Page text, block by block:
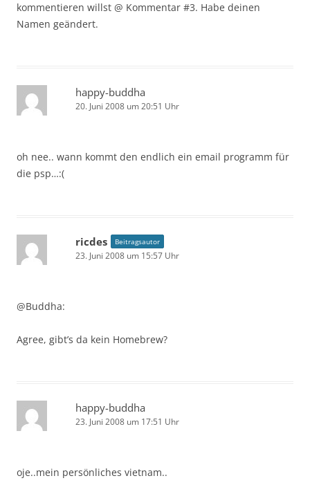
kommentieren willst @ Kommentar #3. Habe deinen
Namen geändert.
happy-buddha
20. Juni 2008 um 20:51 Uhr
oh nee.. wann kommt den endlich ein email programm für
die psp…:(
ricdes Beitragsautor
23. Juni 2008 um 15:57 Uhr
@Buddha:
Agree, gibt’s da kein Homebrew?
happy-buddha
23. Juni 2008 um 17:51 Uhr
oje..mein persönliches vietnam..